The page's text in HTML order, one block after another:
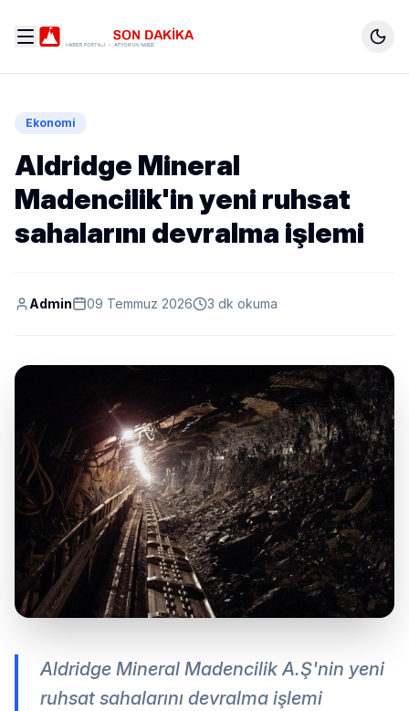
Ekonomi
Aldridge Mineral
Madencilik'in yeni ruhsat
sahalarını devralma işlemi
Admin 09 Temmuz 2026 3 dk okuma
Aldridge Mineral Madencilik A.Ş'nin yeni
ruhsat sahalarını devralma işlemi